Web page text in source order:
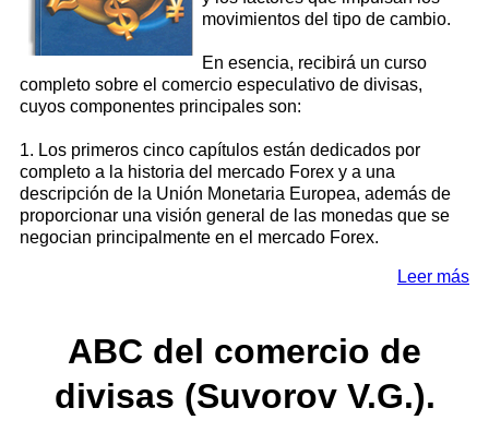
movimientos del tipo de cambio.
En esencia, recibirá un curso
completo sobre el comercio especulativo de divisas,
cuyos componentes principales son:
1. Los primeros cinco capítulos están dedicados por
completo a la historia del mercado Forex y a una
descripción de la Unión Monetaria Europea, además de
proporcionar una visión general de las monedas que se
negocian principalmente en el mercado Forex.
Leer más
ABC del comercio de
divisas (Suvorov V.G.).